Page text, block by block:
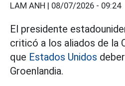
LAM ANH | 08/07/2026 - 09:24
El presidente
criticó a los aliados de la
que Estados Unidos
Groenlandia.